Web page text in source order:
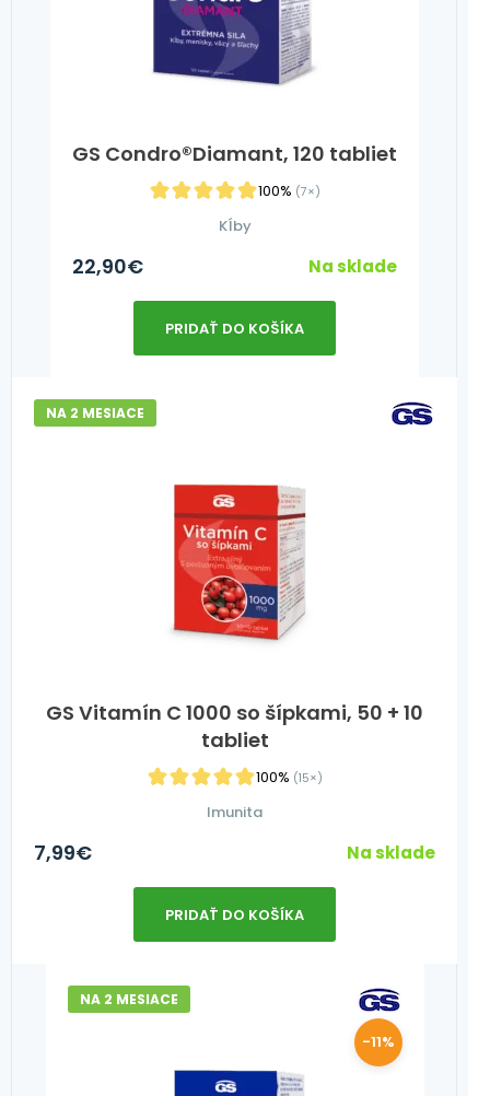
GS Condro®Diamant, 120 tabliet
100% (7×)
Kĺby
22,90€ Na sklade
PRIDAŤ DO KOŠÍKA
GS Vitamín C 1000 so šípkami, 50 + 10
tabliet
100% (15×)
NA 2 MESIACE
Imunita
7,99€ Na sklade
PRIDAŤ DO KOŠÍKA
NA 2 MESIACE
-11%